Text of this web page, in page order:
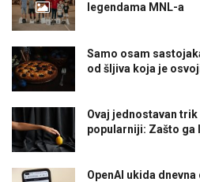
legendama MNL-a
Samo osam
od šljiva koja je
Ovaj jednostavan
popularniji: Zašto ga
OpenAI ukida